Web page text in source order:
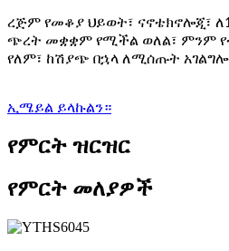
ረጅም የመቆያ ህይወት፣ ናኖቴክኖሎጂ፣
ጭረት መቋቋም የሚችል ወለል፣ ምንም
የለም፣ ከሽያጭ በኋላ ለሚሰጡት
ኢሜይል ይላኩልን።
የምርት ዝርዝር
የምርት መለያዎች